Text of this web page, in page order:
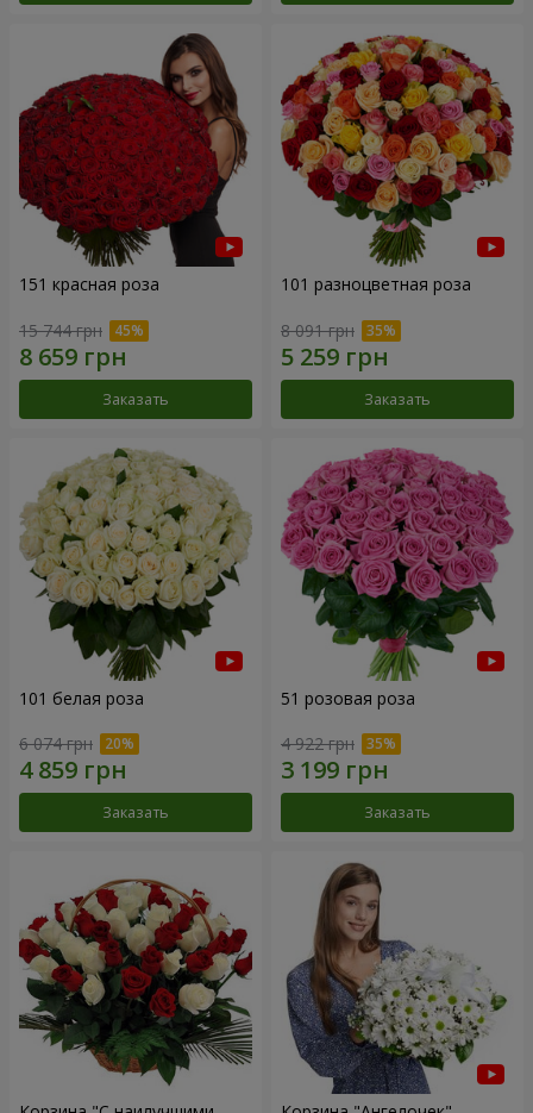
151 красная роза
15 744 грн
Заказать
101 разноцветная роза
8 091 грн
Заказать
101 белая роза
6 074 грн
Заказать
51 розовая роза
4 922 грн
Заказать